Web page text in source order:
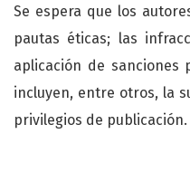
Se espera que los
pautas éticas; las
aplicación de
incluyen, entre otros, la
privilegios de publicación.